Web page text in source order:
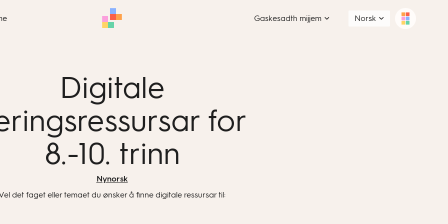
Gaskesadth mijjem Norsk
Digitale
for
8.-10. trinn
Nynorsk
det faget eller temaet du ønsker å finne digitale ressursar til: